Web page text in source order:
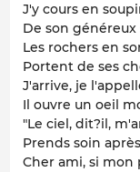
J'y cours en
De son
Les rochers en
Portent de ses
J'arrive, je
Il ouvre un oeil
"Le ciel, dit?il,
Prends soin
Cher ami, si mon